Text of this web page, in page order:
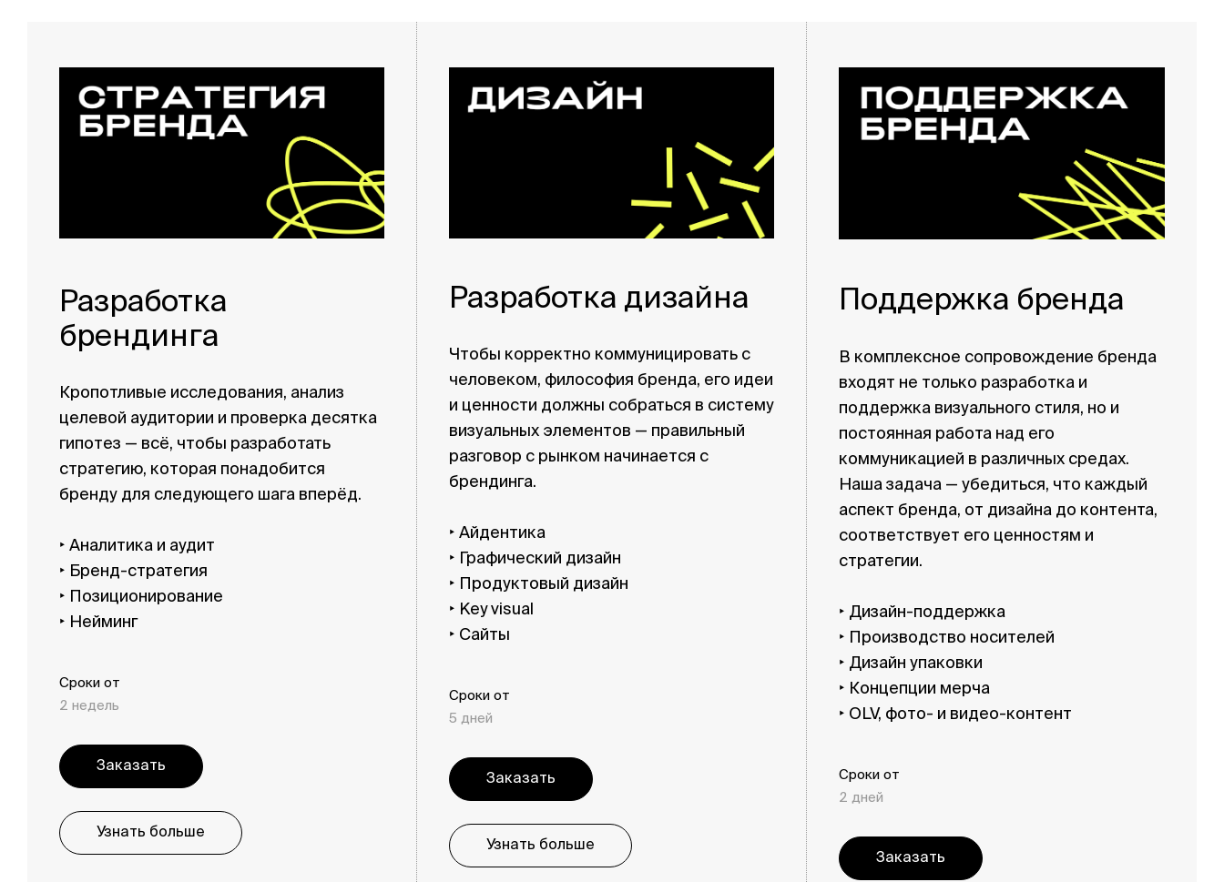
Разработка
брендинга
Кропотливые исследования, анализ
целевой аудитории и проверка десятка
гипотез — всё, чтобы разработать
стратегию, которая понадобится
бренду для следующего шага вперёд.
‣ Аналитика и аудит
‣ Бренд-стратегия
‣ Позиционирование
‣ Нейминг
Сроки от
2 недель
Заказать
Узнать больше
Разработка дизайна
Чтобы корректно коммуницировать с
человеком, философия бренда, его идеи
и ценности должны собраться в систему
визуальных элементов — правильный
разговор с рынком начинается с
брендинга.
‣ Айдентика
‣ Графический дизайн
‣ Продуктовый дизайн
‣ Key visual
‣ Сайты
Сроки от
5 дней
Заказать
Узнать больше
Поддержка бренда
В комплексное сопровождение бренда
входят не только разработка и
поддержка визуального стиля, но и
постоянная работа над его
коммуникацией в различных средах.
Наша задача — убедиться, что каждый
аспект бренда, от дизайна до контента,
соответствует его ценностям и
стратегии.
‣ Дизайн-поддержка
‣ Производство носителей
‣ Дизайн упаковки
‣ Концепции мерча
‣ OLV, фото- и видео-контент
Сроки от
2 дней
Заказать